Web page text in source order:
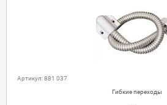
Артикул: 881 037
Гибкие переходы